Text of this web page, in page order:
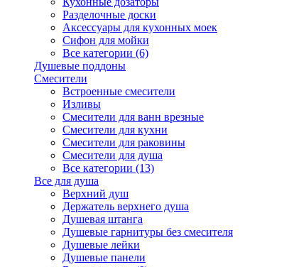
Разделочные доски
Аксессуары для кухонных моек
Сифон для мойки
Все категории (6)
Душевые поддоны
Смесители
Встроенные смесители
Изливы
Смесители для ванн врезные
Смесители для кухни
Смесители для раковины
Смесители для душа
Все категории (13)
Все для душа
Верхний душ
Держатель верхнего душа
Душевая штанга
Душевые гарнитуры без смесителя
Душевые лейки
Душевые панели